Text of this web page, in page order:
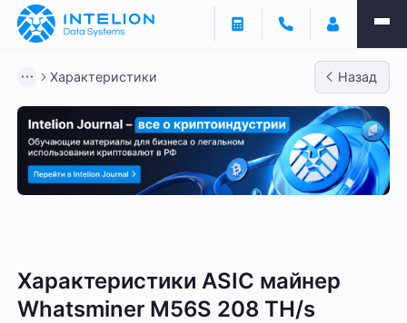
Характеристики Назад
Характеристики ASIC майнер
Whatsminer M56S 208 TH/s